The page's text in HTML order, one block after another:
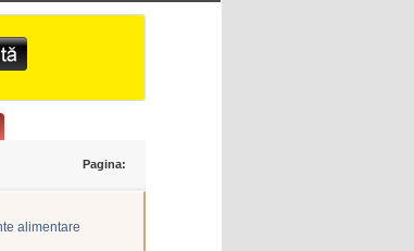
Pagina:
alimentare